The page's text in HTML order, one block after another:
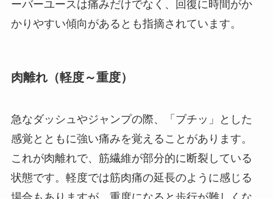
ーバーユースは痛みだけでなく、回復に時間がか
かりやすい傾向があるとも指摘されています。
肉離れ（軽度～重度）
急なダッシュやジャンプの際、「ブチッ」とした
感覚とともに強い痛みを覚えることがあります。
これが肉離れで、筋繊維が部分的に断裂している
状態です。軽度では筋肉痛の延長のように感じる